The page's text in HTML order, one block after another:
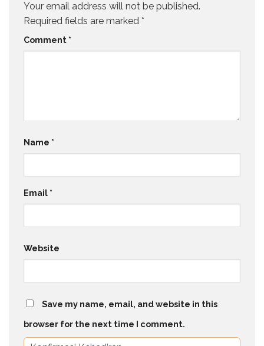
Your email address will not be published.
Required fields are marked *
Comment *
Name *
Email *
Website
Save my name, email, and website in this
browser for the next time I comment.